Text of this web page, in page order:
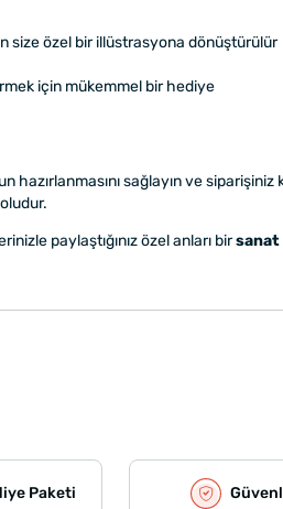
size özel bir illüstrasyona dönüştürülür
için mükemmel bir hediye
sağlayın ve
paylaştığınız özel anları birsanat
Paketi